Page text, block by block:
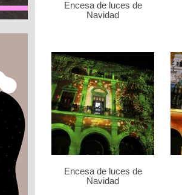
Encesa de luces de
Navidad
Encesa de luces de
Navidad